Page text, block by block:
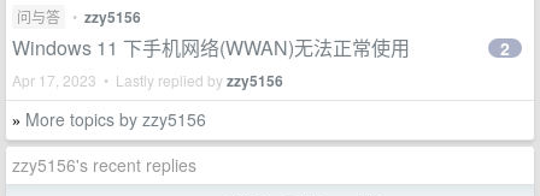
问与答 • zzy5156
Windows 11 下手机网络(WWAN)无法正常使用
Apr 17, 2023 • Lastly replied byzzy5156
2
» More topics by zzy5156
zzy5156's recent replies